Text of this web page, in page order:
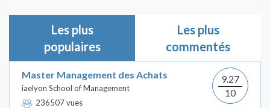
Les plus
populaires
Les plus
commentés
Master Management des Achats
iaelyon School of Management
236507 vues
9.27
10